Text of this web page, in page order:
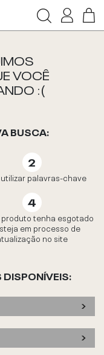
VOCÊ
:(
BUSCA:
palavras-chave
produto tenha esgotado
em processo de
no site
DISPONÍVEIS: